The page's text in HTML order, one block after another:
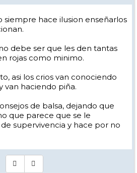
siempre hace ilusion enseñarlos
debe ser que les den tantas
rojas como minimo.
asi los crios van conociendo
van haciendo piña.
de balsa, dejando que
que parece que se le
supervivencia y hace por no